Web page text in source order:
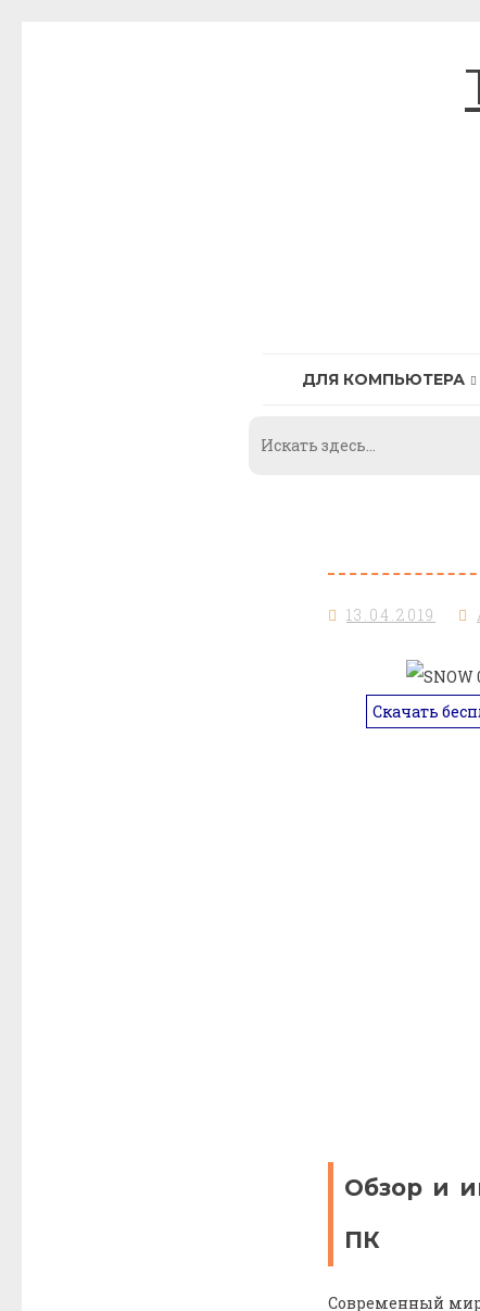
ДЛЯ КОМПЬЮТЕРА
13.04.2019
Скачать
Обзор и
ПК
Современный мир